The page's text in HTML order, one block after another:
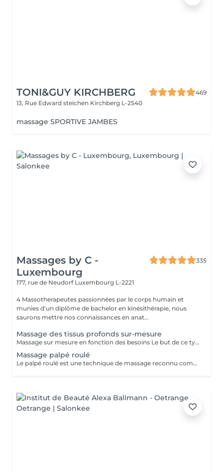
TONI&GUY KIRCHBERG
469
13, Rue Edward steichen Kirchberg L-2540
massage SPORTIVE JAMBES
Massages by C -
Luxembourg
335
177, rue de Neudorf Luxembourg L-2221
4 Massotherapeutes passionnées par le corps humain et
munies d'un diplôme de bachelor en kinésithérapie, nous
saurons mettre nos connaissances en anat...
Massage des tissus profonds sur-mesure
Massage sur mesure en fonction des besoins Le but de ce type de massage sera de travailler plus en profondeur sur les zones de tensions et de douleur, le rythme est modéré et la pression élevée (mais toujours adaptée en fonction de votre ressenti)
Massage palpé roulé
Le palpé roulé est une technique de massage reconnu comme efficace contre la cellulite, à réaliser régulièrement pour de meilleurs résultats